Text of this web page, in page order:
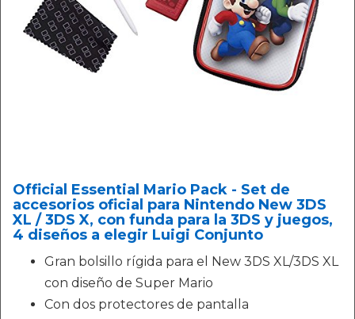
Official Essential Mario Pack - Set de
accesorios oficial para Nintendo New 3DS
XL / 3DS X, con funda para la 3DS y juegos,
4 diseños a elegir Luigi Conjunto
Gran bolsillo rígida para el New 3DS XL/3DS XL
con diseño de Super Mario
Con dos protectores de pantalla